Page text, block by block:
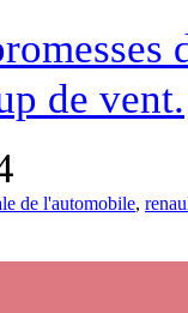
de vent.
de l'automobile,